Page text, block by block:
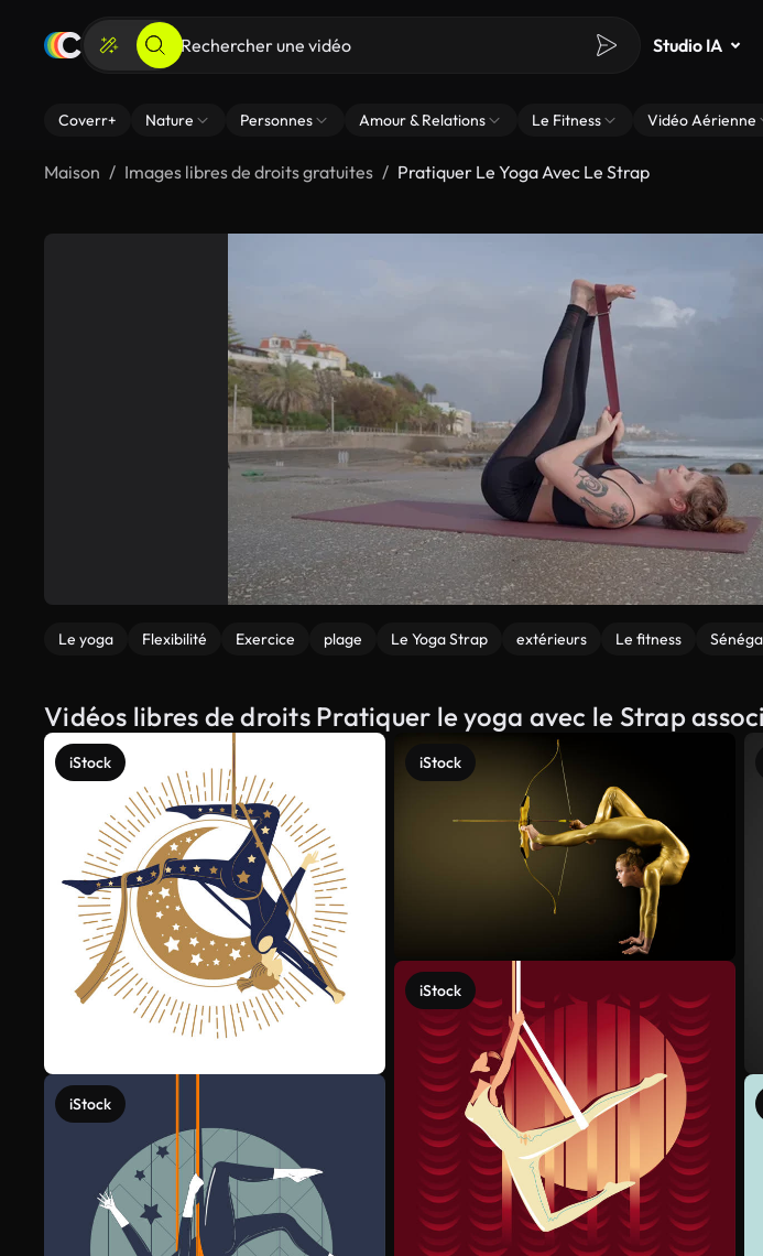
Studio IA
Coverr+ Nature Personnes Amour & Relations Le Fitness Vidéo Aérienne
Maison Images libres de droits gratuites Pratiquer Le Yoga Avec Le Strap
Le yoga Flexibilité Exercice plage Le Yoga Strap extérieurs Le fitness
Vidéos libres de droits Pratiquer le yoga avec le Strap
iStock
iStock
iStock
iStock